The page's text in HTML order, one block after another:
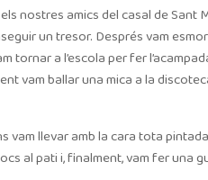
nostres amics del casal de
un tresor. Després vam
tornar a l’escola per fer
vam ballar una mica a la
vam llevar amb la cara tota
al pati i, finalment, vam fer una